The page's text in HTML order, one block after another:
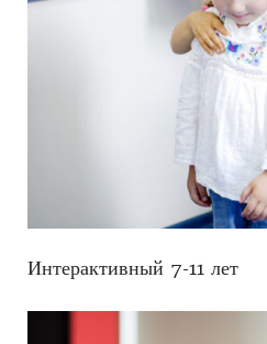
Интерактивный 7-11 лет